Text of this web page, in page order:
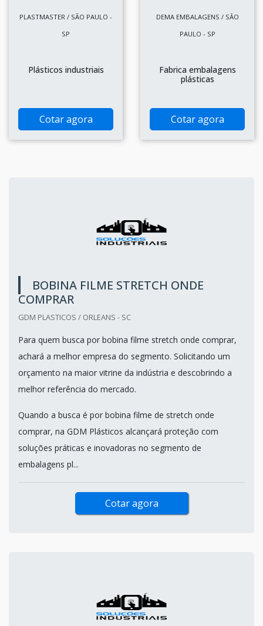
PLASTMASTER / SÃO PAULO -
SP
Plásticos industriais
Cotar agora
DEMA EMBALAGENS / SÃO
PAULO - SP
Fabrica embalagens
plásticas
Cotar agora
BOBINA FILME STRETCH ONDE
COMPRAR
GDM PLASTICOS / ORLEANS - SC
Para quem busca por bobina filme stretch onde comprar,
achará a melhor empresa do segmento. Solicitando um
orçamento na maior vitrine da indústria e descobrindo a
melhor referência do mercado.
Quando a busca é por bobina filme de stretch onde
comprar, na GDM Plásticos alcançará proteção com
soluções práticas e inovadoras no segmento de
embalagens pl...
Cotar agora